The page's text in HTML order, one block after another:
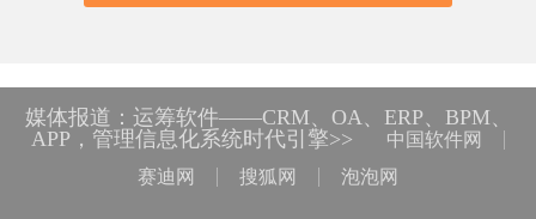
媒体报道：运筹软件——CRM、OA、ERP、BPM、
APP，管理信息化系统时代引擎>>
中国软件网
赛迪网
搜狐网 泡泡网